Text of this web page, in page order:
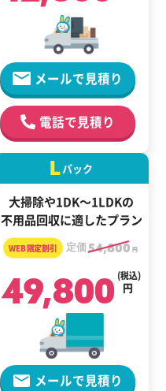
メールで見積り
電話で見積り
Lパック
大掃除や1DK～1LDKの
不用品回収に適したプラン
定価54,800 円
49,800 円
(税込)
メールで見積り